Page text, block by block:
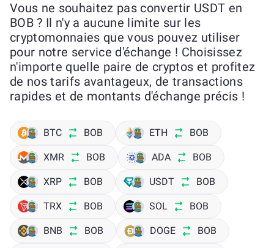
Vous ne souhaitez pas convertir USDT en
BOB ? Il n'y a aucune limite sur les
cryptomonnaies que vous pouvez utiliser
pour notre service d'échange ! Choisissez
n'importe quelle paire de cryptos et profitez
de nos tarifs avantageux, de transactions
rapides et de montants d'échange précis !
BTC BOB ETH BOB
XMR BOB ADA BOB
XRP BOB USDT BOB
TRX BOB SOL BOB
BNB BOB DOGE BOB